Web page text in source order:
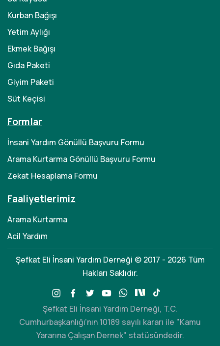
Kurban Bağışı
Yetim Aylığı
Ekmek Bağışı
Gıda Paketi
Giyim Paketi
Süt Keçisi
Formlar
İnsani Yardım Gönüllü Başvuru Formu
Arama Kurtarma Gönüllü Başvuru Formu
Zekat Hesaplama Formu
Faaliyetlerimiz
Arama Kurtarma
Acil Yardım
Şefkat Eli İnsani Yardım Derneği © 2017 - 2026 Tüm
Hakları Saklıdır.
Şefkat Eli İnsani Yardım Derneği, T.C.
Cumhurbaşkanlığı’nın 10189 sayılı kararı ile "Kamu
Yararına Çalışan Dernek" statüsündedir.